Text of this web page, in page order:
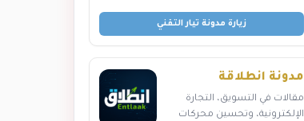
زيارة مدونة تيار التقني
مدونة انطلاقة
مقالات في التسويق، التجارة
الإلكترونية، وتحسين محركات